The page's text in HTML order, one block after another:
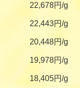
22,678円/g
22,443円/g
20,448円/g
19,978円/g
18,405円/g